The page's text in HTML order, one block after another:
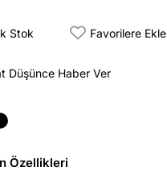
Stok Favorilere Ekle
Düşünce Haber Ver
Özellikleri